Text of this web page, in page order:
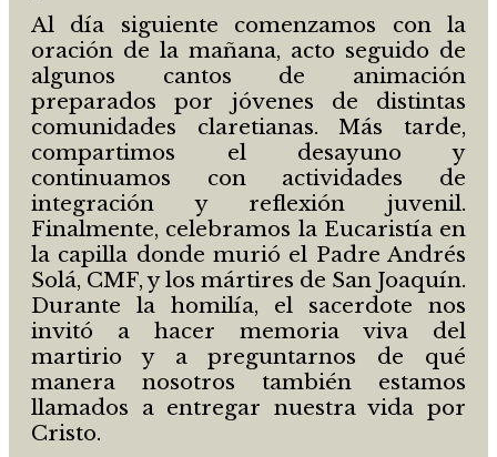
Al día siguiente comenzamos con la
oración de la mañana, acto seguido de
algunos cantos de animación
preparados por jóvenes de distintas
comunidades claretianas. Más tarde,
compartimos el desayuno y
continuamos con actividades de
integración y reflexión juvenil.
Finalmente, celebramos la Eucaristía en
la capilla donde murió el Padre Andrés
Solá, CMF, y los mártires de San Joaquín.
Durante la homilía, el sacerdote nos
invitó a hacer memoria viva del
martirio y a preguntarnos de qué
manera nosotros también estamos
llamados a entregar nuestra vida por
Cristo.